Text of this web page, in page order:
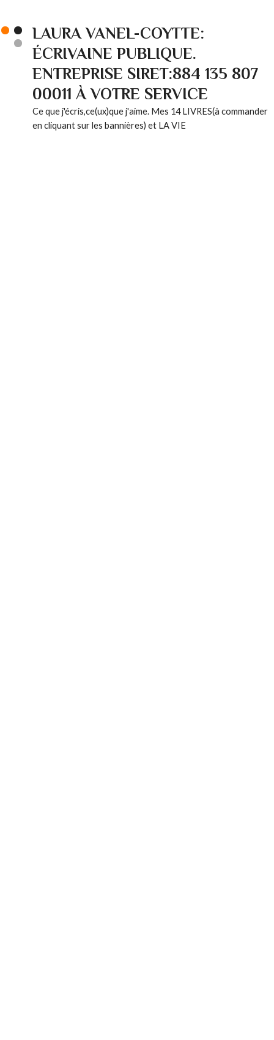
LAURA VANEL-COYTTE:
ÉCRIVAINE PUBLIQUE.
ENTREPRISE SIRET:884 135 807
00011 À VOTRE SERVICE
Ce que j'écris,ce(ux)que j'aime. Mes 14 LIVRES(à commander
en cliquant sur les bannières) et LA VIE